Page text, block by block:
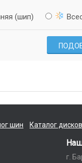
(шип)
шин Каталог дисков
г.